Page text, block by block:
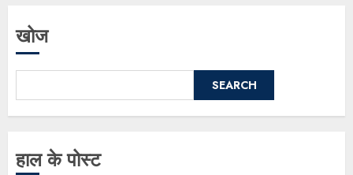
खोज
SEARCH
हाल के पोस्ट